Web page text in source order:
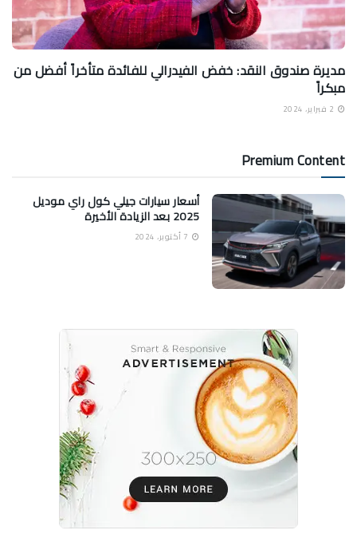
مديرة صندوق النقد: خفض الفيدرالي للفائدة متأخراً أفضل من
مبكراً
Premium Content
أسعار سيارات جيلي كول راي موديل
2025 بعد الزيادة الأخيرة